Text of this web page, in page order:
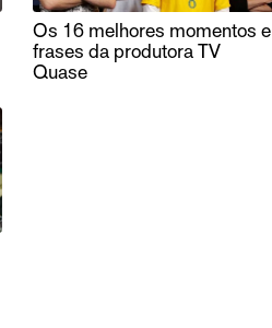
Os 16 melhores momentos e
frases da produtora TV
Quase